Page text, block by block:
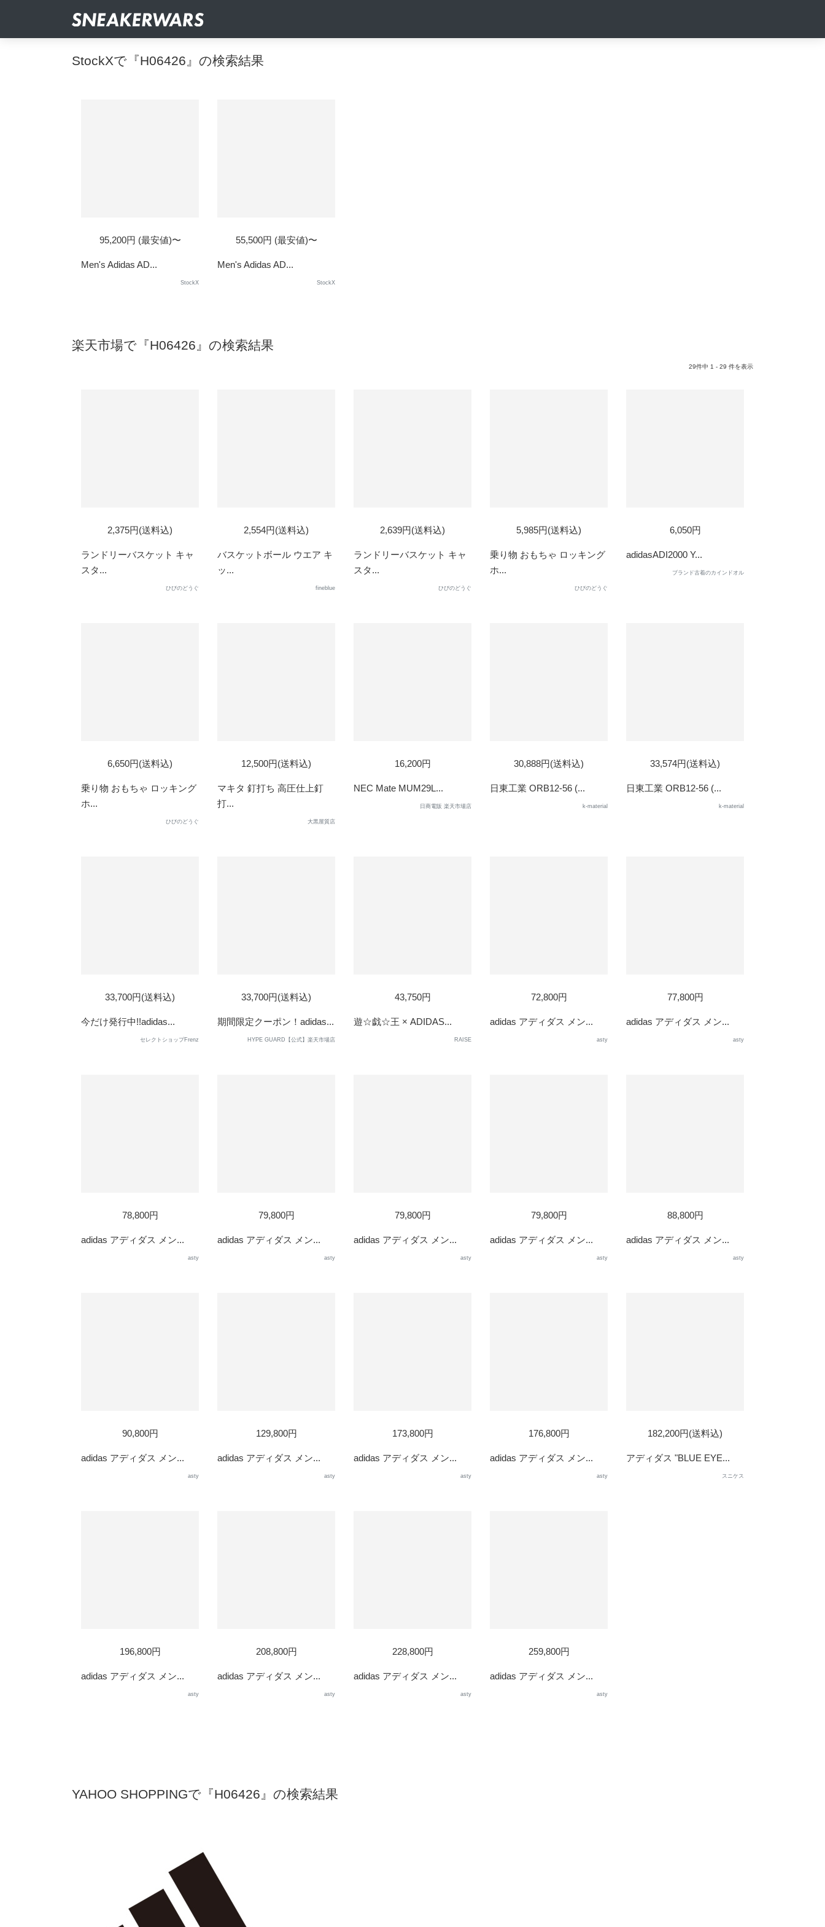
StockXで『H06426』の検索結果
95,200円 (最安値)〜
Men's Adidas AD...
StockX
55,500円 (最安値)〜
Men's Adidas AD...
StockX
楽天市場で『H06426』の検索結果
29件中 1 - 29 件を表示
2,375円(送料込)
ランドリーバスケット キャ
スタ...
ひびのどうぐ
2,554円(送料込)
バスケットボール ウエア キ
ッ...
fineblue
2,639円(送料込)
ランドリーバスケット キャ
スタ...
ひびのどうぐ
5,985円(送料込)
乗り物 おもちゃ ロッキング
ホ...
ひびのどうぐ
SOLD
OUT
6,050円
adidasADI2000 Y...
ブランド古着のカインドオル
6,650円(送料込)
乗り物 おもちゃ ロッキング
ホ...
ひびのどうぐ
12,500円(送料込)
マキタ 釘打ち 高圧仕上釘
打...
大黒屋質店
SOLD
OUT
16,200円
NEC Mate MUM29L...
日商電販 楽天市場店
30,888円(送料込)
日東工業 ORB12-56 (...
k-material
33,574円(送料込)
日東工業 ORB12-56 (...
k-material
33,700円(送料込)
今だけ発行中!!adidas...
セレクトショップFrenz
33,700円(送料込)
期間限定クーポン！adidas...
HYPE GUARD【公式】楽天市場店
43,750円
遊☆戯☆王 × ADIDAS...
RAISE
72,800円
adidas アディダス メン...
asty
77,800円
adidas アディダス メン...
asty
78,800円
adidas アディダス メン...
asty
79,800円
adidas アディダス メン...
asty
79,800円
adidas アディダス メン...
asty
79,800円
adidas アディダス メン...
asty
88,800円
adidas アディダス メン...
asty
90,800円
adidas アディダス メン...
asty
129,800円
adidas アディダス メン...
asty
173,800円
adidas アディダス メン...
asty
176,800円
adidas アディダス メン...
asty
182,200円(送料込)
アディダス "BLUE EYE...
スニケス
196,800円
adidas アディダス メン...
asty
208,800円
adidas アディダス メン...
asty
228,800円
adidas アディダス メン...
asty
259,800円
adidas アディダス メン...
asty
YAHOO SHOPPINGで『H06426』の検索結果